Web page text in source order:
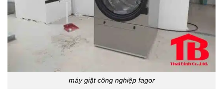
máy giặt công nghiệp fagor